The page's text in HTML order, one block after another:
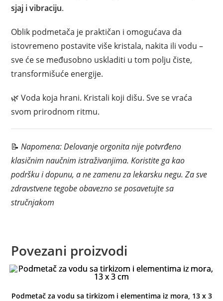
sjaj i vibraciju.
Oblik podmetača je praktičan i omogućava da
istovremeno postavite više kristala, nakita ili vodu –
sve će se međusobno uskladiti u tom polju čiste,
transformišuće energije.
🌿 Voda koja hrani. Kristali koji dišu. Sve se vraća
svom prirodnom ritmu.
📝Napomena: Delovanje orgonita nije potvrđeno
klasičnim naučnim istraživanjima. Koristite ga kao
podršku i dopunu, a ne zamenu za lekarsku negu. Za sve
zdravstvene tegobe obavezno se posavetujte sa
stručnjakom
Povezani proizvodi
Podmetač za vodu sa tirkizom i elementima iz mora, 13 x 3